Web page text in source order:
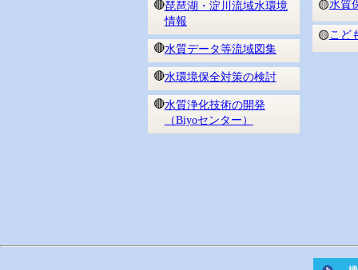
🔴琵琶湖・淀川流域水環境
情報
🔴水質データ等流域図集
🔴水環境保全対策の検討
🔴水質浄化技術の開発
（Biyoセンター）
🟡水質
🟡こど